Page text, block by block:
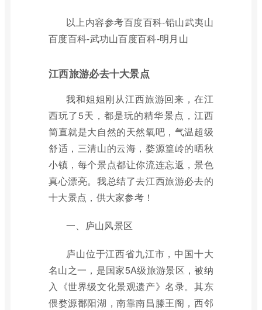
以上内容参考百度百科-铅山武夷山
百度百科-武功山百度百科-明月山
江西旅游必去十大景点
我和姐姐刚从江西旅游回来，在江
西玩了5天，都是玩的精华景点，江西
简直就是大自然的天然氧吧，气温超级
舒适，三清山的云海，婺源篁岭的晒秋
小镇，每个景点都让你流连忘返，景色
真心漂亮。我总结了去江西旅游必去的
十大景点，供大家参考！
一、庐山风景区
庐山位于江西省九江市，中国十大
名山之一，是国家5A级旅游景区，被纳
入《世界级文化景观遗产》名录。其东
偎婺源鄱阳湖，南靠南昌滕王阁，西邻